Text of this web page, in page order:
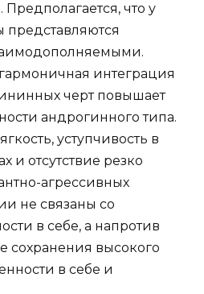
что у
представляются
гармоничная интеграция
черт повышает
андрогинного типа.
уступчивость в
и отсутствие резко
агрессивных
не связаны со
в себе, а напротив
сохранения высокого
в себе и